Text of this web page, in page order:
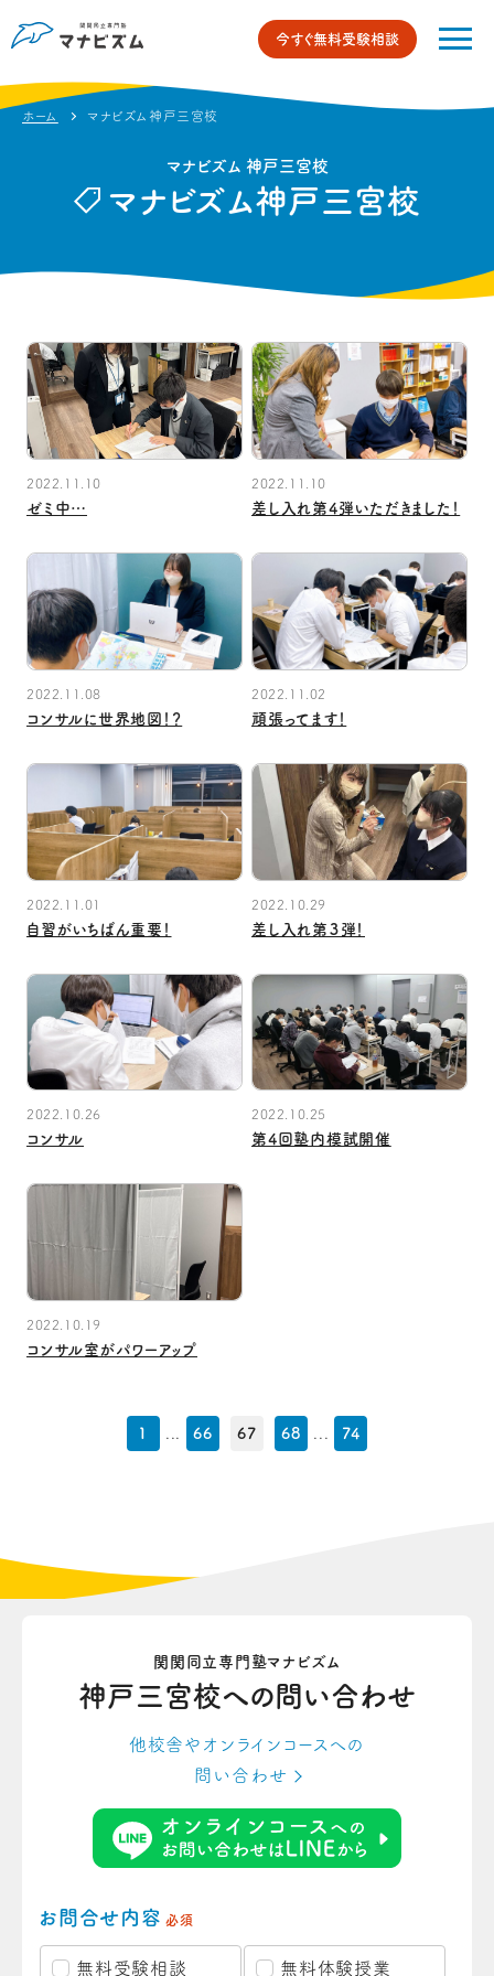
今すぐ無料受験相談
ホーム マナビズム神戸三宮校
マナビズム 神戸三宮校
マナビズム神戸三宮校
2022.11.10
ゼミ中…
2022.11.10
差し入れ第4弾いただきました！
2022.11.08
コンサルに世界地図！？
2022.11.02
頑張ってます！
2022.11.01
自習がいちばん重要！
2022.10.29
差し入れ第３弾！
2022.10.26
コンサル
2022.10.25
第4回塾内模試開催
2022.10.19
コンサル室がパワーアップ
1 ... 66 67 68 ... 74
関関同立専門塾マナビズム
神戸三宮校への問い合わせ
他校舎やオンラインコースへの
問い合わせ
お問合せ内容 必須
無料受験相談 無料体験授業